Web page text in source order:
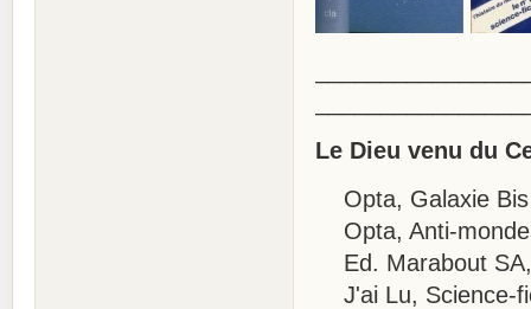
Le Dieu venu du
Opta, Galaxie Bis
Opta, Anti-
Ed. Marabout SA,
J'ai Lu, Science-